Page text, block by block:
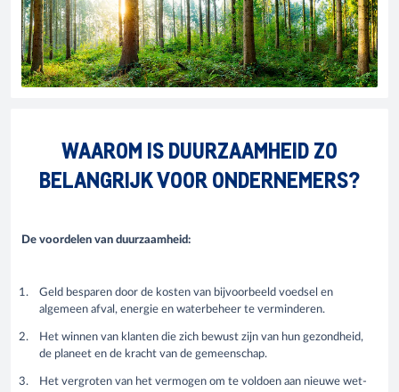
WAAROM IS DUURZAAMHEID ZO
BELANGRIJK VOOR ONDERNEMERS?
De voordelen van duurzaamheid:
Geld besparen door de kosten van bijvoorbeeld voedsel en
algemeen afval, energie en waterbeheer te verminderen.
Het winnen van klanten die zich bewust zijn van hun gezondheid,
de planeet en de kracht van de gemeenschap.
Het vergroten van het vermogen om te voldoen aan nieuwe wet-